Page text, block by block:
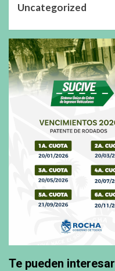
Uncategorized
Te pueden interesar